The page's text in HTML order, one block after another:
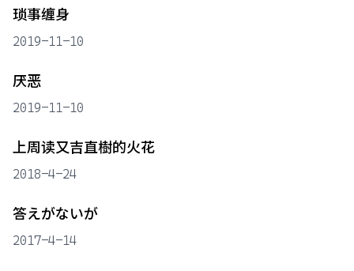
琐事缠身
2019-11-10
厌恶
2019-11-10
上周读又吉直樹的火花
2018-4-24
答えがないが
2017-4-14